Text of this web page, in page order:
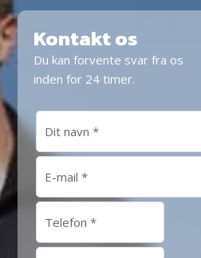
Kontakt os
Du kan forvente svar fra os
inden for 24 timer.